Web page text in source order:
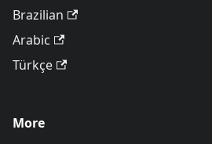
Brazilian
Arabic
Türkçe
More